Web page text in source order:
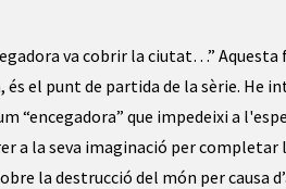
va cobrir la ciutat…” Aquesta
el punt de partida de la sèrie. He
“encegadora” que impedeixi a
a la seva imaginació per
la destrucció del món per causa